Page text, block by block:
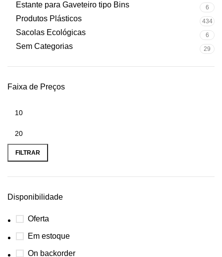
Estante para Gaveteiro tipo Bins 6
Produtos Plásticos 434
Sacolas Ecológicas 6
Sem Categorias 29
Faixa de Preços
FILTRAR
Disponibilidade
Oferta
Em estoque
On backorder